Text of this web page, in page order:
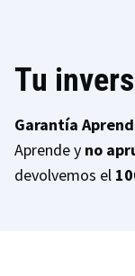
Tu
Garantía
Aprende y no
devolvemos el